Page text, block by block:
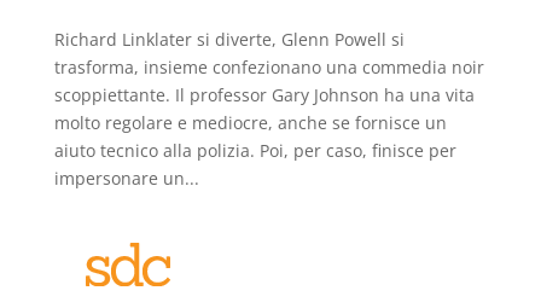
Richard Linklater si diverte, Glenn Powell si
trasforma, insieme confezionano una commedia noir
scoppiettante. Il professor Gary Johnson ha una vita
molto regolare e mediocre, anche se fornisce un
aiuto tecnico alla polizia. Poi, per caso, finisce per
impersonare un...